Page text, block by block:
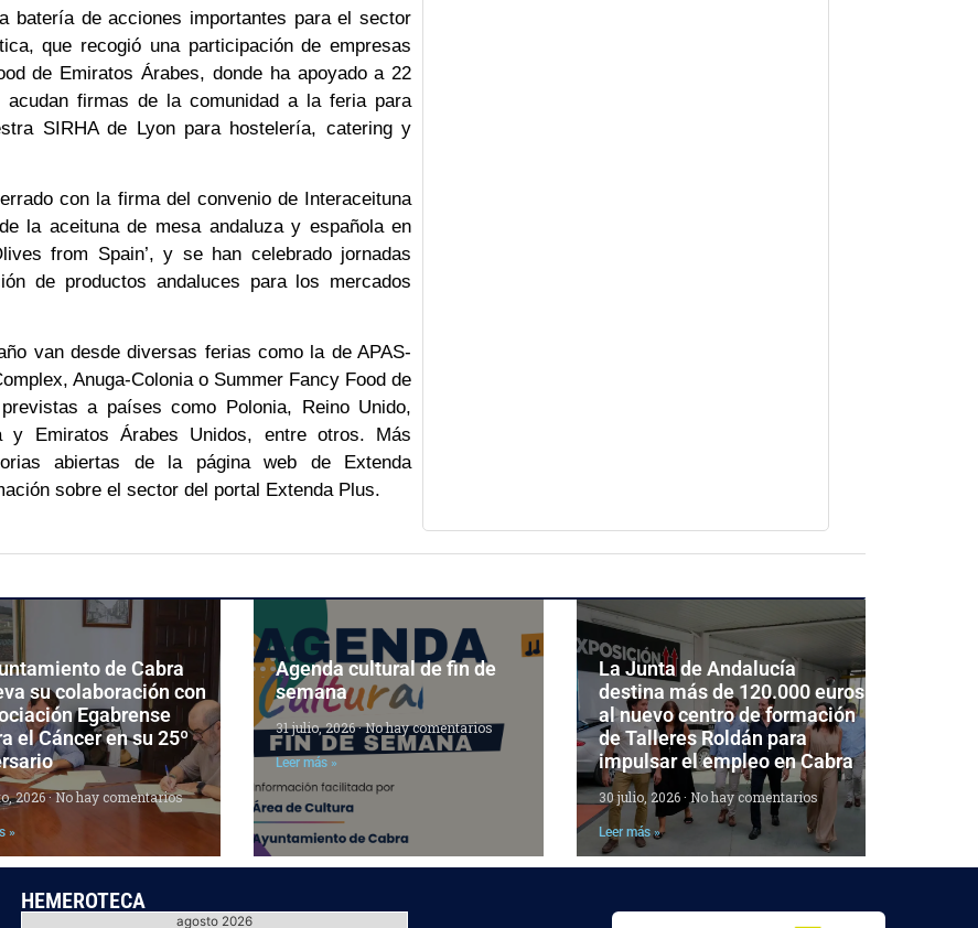
batería de acciones importantes para el sector
que recogió una participación de empresas
de Emiratos Árabes, donde ha apoyado a 22
acudan firmas de la comunidad a la feria para
SIRHA de Lyon para hostelería, catering y
con la firma del convenio de Interaceituna
la aceituna de mesa andaluza y española en
from Spain’, y se han celebrado jornadas
de productos andaluces para los mercados
van desde diversas ferias como la de APAS-
Anuga-Colonia o Summer Fancy Food de
a países como Polonia, Reino Unido,
y Emiratos Árabes Unidos, entre otros. Más
abiertas de la página web de Extenda
sobre el sector del portal Extenda Plus.
de Cabra
su colaboración con
Egabrense
el Cáncer en su 25º
2026No hay comentarios
»
Agenda cultural de fin de
semana
31 julio, 2026No hay comentarios
Leer más »
La Junta de Andalucía
destina más de 120.000 euros
al nuevo centro de formación
de Talleres Roldán para
impulsar el empleo en Cabra
30 julio, 2026 No hay comentarios
Leer más »
HEMEROTECA
agosto 2026